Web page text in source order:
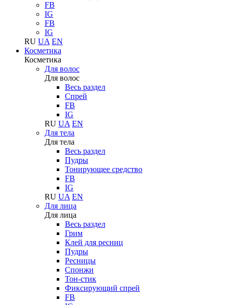
FB
IG
FB
IG
RU UA EN
Косметика
Косметика
Для волос
Для волос
Весь раздел
Спрей
FB
IG
RU UA EN
Для тела
Для тела
Весь раздел
Пудры
Тонирующее средство
FB
IG
RU UA EN
Для лица
Для лица
Весь раздел
Грим
Клей для ресниц
Пудры
Ресницы
Спонжи
Тон-стик
Фиксирующий спрей
FB